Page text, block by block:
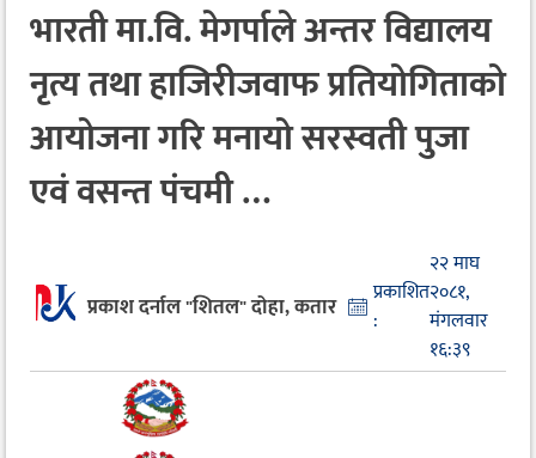
भारती मा.वि. मेगर्पाले अन्तर विद्यालय
नृत्य तथा हाजिरीजवाफ प्रतियोगिताको
आयोजना गरि मनायो सरस्वती पुजा
एवं वसन्त पंचमी …
प्रकाश दर्नाल "शितल" दोहा, कतार
प्रकाशित
:
२२ माघ
२०८१,
मंगलवार
१६:३९